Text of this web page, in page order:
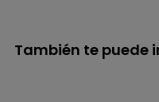
También te puede